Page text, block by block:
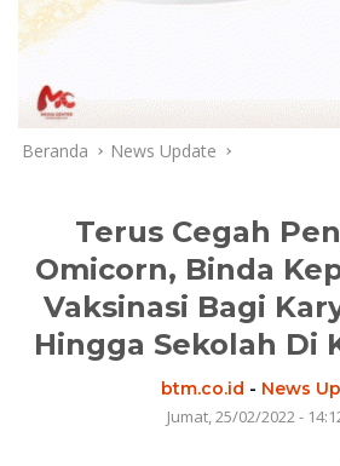
Beranda News Update
Terus Cegah
Omicorn, Binda
Vaksinasi Bagi
Hingga Sekolah Di
btm.co.id - News
Jumat, 25/02/2022 -